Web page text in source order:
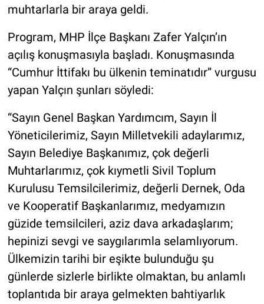
muhtarlarla bir araya geldi.
Program, MHP İlçe Başkanı Zafer Yalçın’ın
açılış konuşmasıyla başladı. Konuşmasında
“Cumhur İttifakı bu ülkenin teminatıdır” vurgusu
yapan Yalçın şunları söyledi:
“Sayın Genel Başkan Yardımcım, Sayın İl
Yöneticilerimiz, Sayın Milletvekili adaylarımız,
Sayın Belediye Başkanımız, çok değerli
Muhtarlarımız, çok kıymetli Sivil Toplum
Kurulusu Temsilcilerimiz, değerli Dernek, Oda
ve Kooperatif Başkanlarımız, medyamızın
güzide temsilcileri, aziz dava arkadaşlarım;
hepinizi sevgi ve saygılarımla selamlıyorum.
Ülkemizin tarihi bir eşikte bulunduğu şu
günlerde sizlerle birlikte olmaktan, bu anlamlı
toplantıda bir araya gelmekten bahtiyarlık